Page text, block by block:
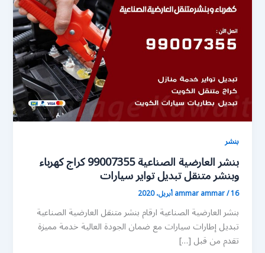
بنشر
بنشر العارضية الصناعية 99007355 كراج كهرباء
وبنشر متنقل تبديل تواير سيارات
ammar ammar/16 أبريل، 2020
بنشر العارضية الصناعية ارقام بنشر متنقل العارضية الصناعية
تبديل إطارات سيارات مع ضمان الجودة العالية خدمة مميزة
تقدم من قبل […]